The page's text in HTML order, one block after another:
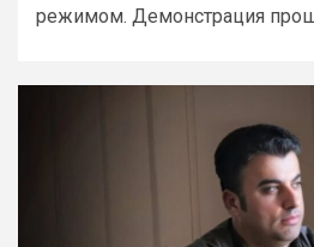
режимом. Демонстрация